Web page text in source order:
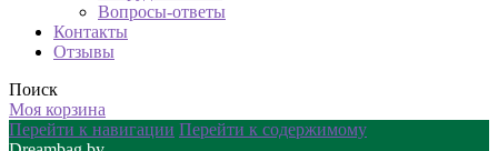
Вопросы-ответы
Контакты
Отзывы
Поиск
Моя корзина
Перейти к навигации Перейти к содержимому